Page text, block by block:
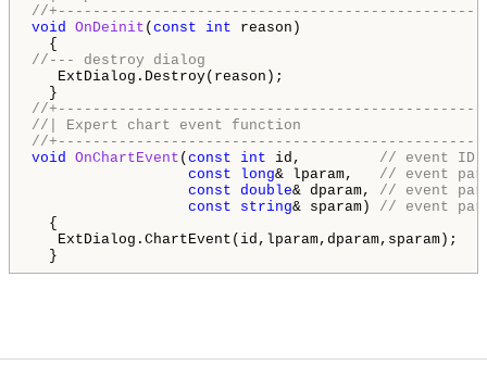
//
void OnDeinit ( const int reason)
//--- destroy dialog
ExtDialog.Destroy(reason);
//
//| Expert chart event function
//
void OnChartEvent ( const int id, // event
const
long& lparam, // event
const double& dparam, // event
const
string& sparam) // event
{
ExtDialog.ChartEvent(id,lparam,dparam,sparam);
}